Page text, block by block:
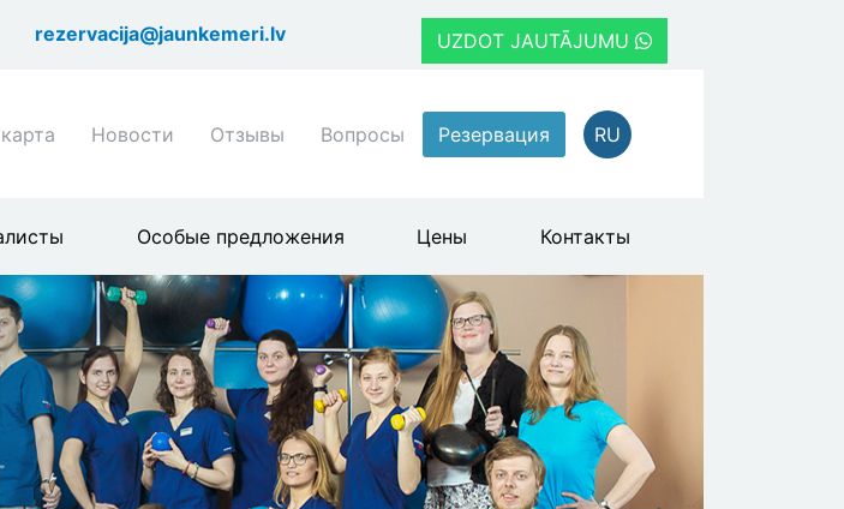
к
rezervacija@jaunkemeri.lv UZDOT JAUTĀJUMU
Новости Отзывы Вопросы Резервация RU
Особые предложения Цены Контакты